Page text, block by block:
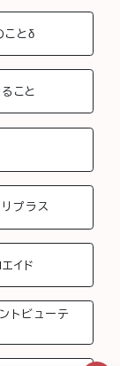
ことδ
こと
プラス
イド
トビューテ